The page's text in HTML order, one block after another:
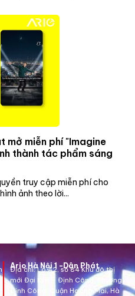
mở miễn phí "Imagine
thành tác phẩm sáng
truy cập miễn phí cho
ảnh theo lời...
Ario Hà Nội 1 -Dân Phát
Địa chỉ:Lô A2, số 84 Khu đô thị
mới Đại Kim – Định Công, Phường
Định Công, Quận Hoàng Mai, Hà